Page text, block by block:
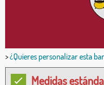
>¿Quieres personalizar esta
Medidas